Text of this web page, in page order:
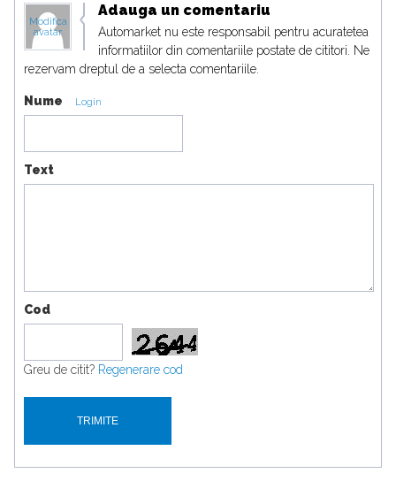
Modifica
avatar
Adauga un comentariu
Automarket nu este responsabil pentru acuratetea
informatiilor din comentariile postate de cititori. Ne
rezervam dreptul de a selecta comentariile.
Nume Login
Text
Cod
Greu de citit? Regenerare cod